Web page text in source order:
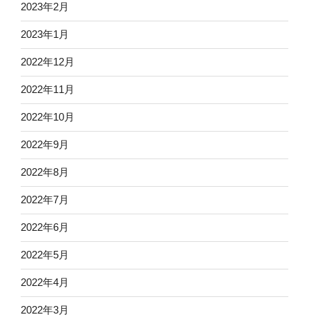
2023年2月
2023年1月
2022年12月
2022年11月
2022年10月
2022年9月
2022年8月
2022年7月
2022年6月
2022年5月
2022年4月
2022年3月